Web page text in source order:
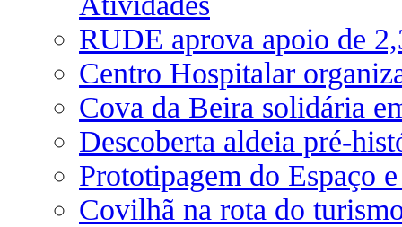
RUDE aprova apoio de
Centro Hospitalar
Cova da Beira solidária
Descoberta aldeia pré-
Prototipagem do Espaço
Covilhã na rota do